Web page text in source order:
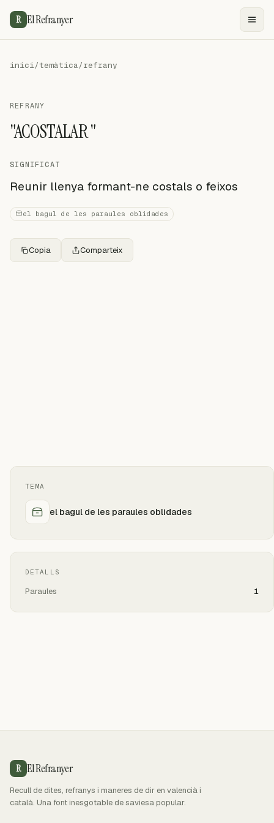
R El Refranyer
inici/temàtica/refrany
REFRANY
"ACOSTALAR "
SIGNIFICAT
Reunir llenya formant-ne costals o feixos
el bagul de les paraules oblidades
Copia Comparteix
TEMA
el bagul de les paraules oblidades
DETALLS
Paraules 1
R El Refranyer
Recull de dites, refranys i maneres de dir en valencià i
català. Una font inesgotable de saviesa popular.